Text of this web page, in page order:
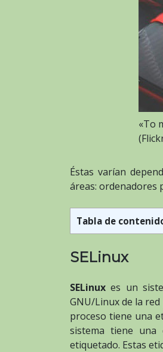
«To
Éstas varían
áreas: ordenadores
Tabla de
SELinux
SELinux es un
GNU/Linux de la
proceso tiene una
sistema tiene una
etiquetado. Estas